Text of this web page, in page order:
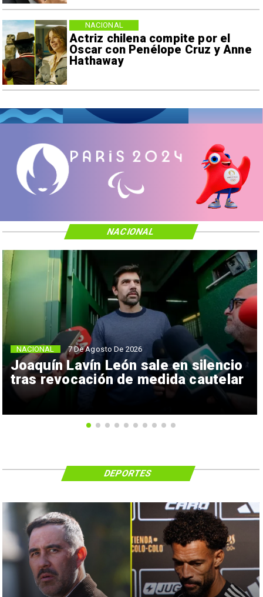
Actriz chilena compite por el
Oscar con Penélope Cruz y Anne
Hathaway
NACIONAL
Joaquín Lavín León sale en silencio
tras revocación de medida cautelar
NACIONAL 7 De Agosto De 2026
NACIONAL
DEPORTES